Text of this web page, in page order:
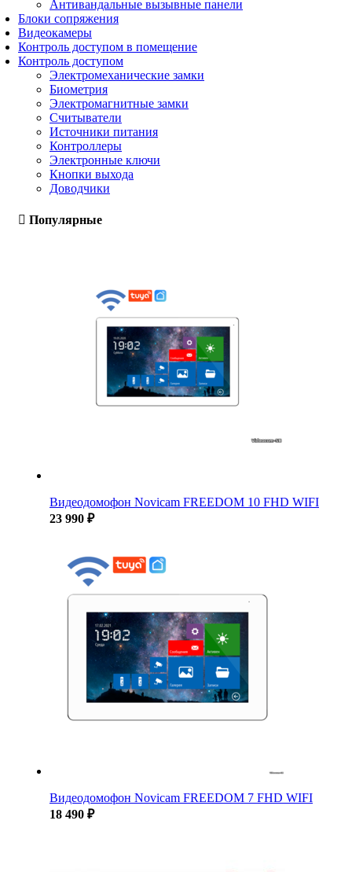
Антивандальные вызывные панели
Блоки сопряжения
Видеокамеры
Контроль доступом в помещение
Контроль доступом
Электромеханические замки
Биометрия
Электромагнитные замки
Считыватели
Источники питания
Контроллеры
Электронные ключи
Кнопки выхода
Доводчики
Популярные
Видеодомофон Novicam FREEDOM 10 FHD WIFI
23 990 ₽
Видеодомофон Novicam FREEDOM 7 FHD WIFI
18 490 ₽